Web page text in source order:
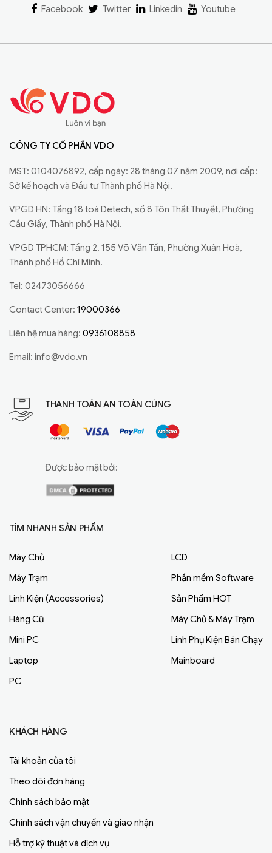
Facebook Twitter Linkedin Youtube
CÔNG TY CỔ PHẦN VDO
MST: 0104076892, cấp ngày: 28 tháng 07 năm 2009, nơi cấp:
Sở kế hoạch và Đầu tư Thành phố Hà Nội.
VPGD HN: Tầng 18 toà Detech, số 8 Tôn Thất Thuyết, Phường
Cầu Giấy, Thành phố Hà Nội.
VPGD TPHCM: Tầng 2, 155 Võ Văn Tần, Phường Xuân Hoà,
Thành phố Hồ Chí Minh.
Tel: 02473056666
Contact Center: 19000366
Liên hệ mua hàng: 0936108858
Email: info@vdo.vn
THANH TOÁN AN TOÀN CÙNG
Được bảo mật bởi:
TÌM NHANH SẢN PHẨM
Máy Chủ
Máy Trạm
Linh Kiện (Accessories)
Hàng Cũ
Mini PC
Laptop
PC
LCD
Phần mềm Software
Sản Phẩm HOT
Máy Chủ & Máy Trạm
Linh Phụ Kiện Bán Chạy
Mainboard
KHÁCH HÀNG
Tài khoản của tôi
Theo dõi đơn hàng
Chính sách bảo mật
Chính sách vận chuyển và giao nhận
Hỗ trợ kỹ thuật và dịch vụ